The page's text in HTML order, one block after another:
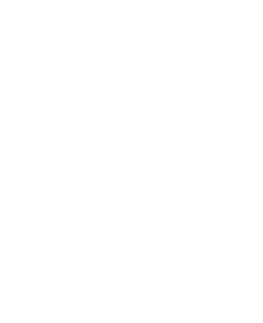
Schrijf je
krijg
alle